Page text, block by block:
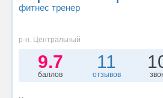
фитнес тренер
р-н. Центральный
9.7
баллов
11
отзывов